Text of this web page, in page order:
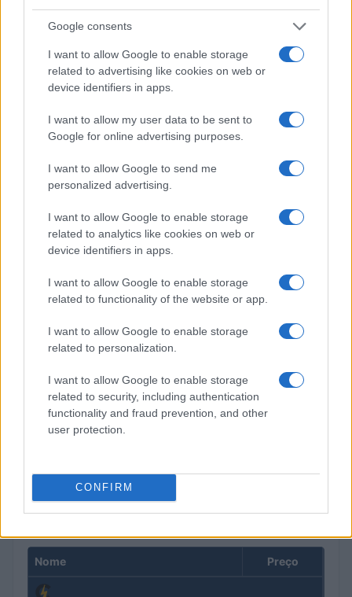
Google consents
I want to allow Google to enable storage
related to advertising like cookies on web or
device identifiers in apps.
I want to allow my user data to be sent to
Google for online advertising purposes.
I want to allow Google to send me
personalized advertising.
I want to allow Google to enable storage
related to analytics like cookies on web or
device identifiers in apps.
I want to allow Google to enable storage
related to functionality of the website or app.
I want to allow Google to enable storage
related to personalization.
I want to allow Google to enable storage
related to security, including authentication
functionality and fraud prevention, and other
user protection.
CONFIRM
Tensões diplomáticas entre Brasil e Argentina: o que está em
Rafael Oliveira · 4 ago 2026
Petróleo Brent cai 8.46% e arrasta commodities em queda
generalizada
Nome Preço